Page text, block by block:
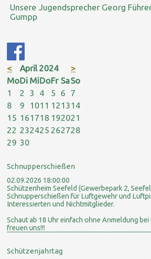
Unsere Jugendsprecher Georg
Gumpp
< April 2024
>
Montag
Dienstag
Mittwoch
Donnerstag
Freitag
Samstag
Sonntag
1
2 3 4 5 6
7
8
9 1011 12 13 14
15 161718 192021
22 232425 262728
29 30
Schnupperschießen
02.09.2026 18:00:00
Schützenheim Seefeld (Gewerbepark 2,
Schnupperschießen für Luftgewehr und
Interessierten und Nichtmitglieder.
Schaut ab 18 Uhr einfach ohne Anmeldung
freuen uns!!!
Schützenjahrtag